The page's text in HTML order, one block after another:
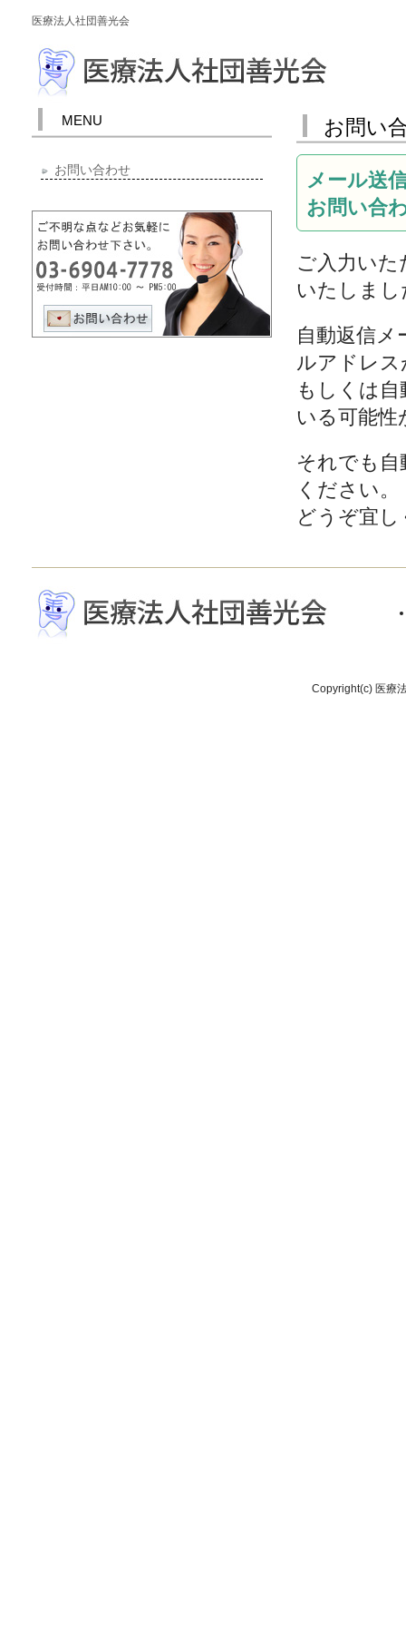
医療法人社団善光会
お問い
メール送
お問い合
ご入力い
いたしまし
自動返信
ルアドレ
もしくは
いる可能
それでも
ください。
どうぞ宜
MENU
お問い合わせ
Copyright(c) 医療